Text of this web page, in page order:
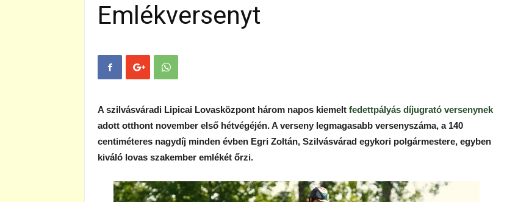
Emlékversenyt
A szilvásváradi Lipicai Lovasközpont három napos kiemelt fedettpályás díjugrató versenynek
adott otthont november első hétvégéjén. A verseny legmagasabb versenyszáma, a 140
centiméteres nagydíj minden évben Egri Zoltán, Szilvásvárad egykori polgármestere, egyben
kiváló lovas szakember emlékét őrzi.